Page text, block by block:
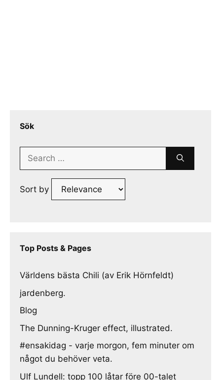
Sök
Search
Sort by
Top Posts & Pages
Världens bästa Chili (av Erik Hörnfeldt)
jardenberg.
Blog
The Dunning-Kruger effect, illustrated.
#ensakidag - varje morgon, fem minuter om
något du behöver veta.
Ulf Lundell: topp 100 låtar före 00-talet